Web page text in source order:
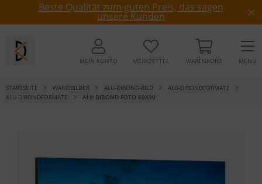
Beste Qualität zum guten Preis, das sagen
unsere Kunden
MEIN KONTO MERKZETTEL WARENKORB MENÜ
STARTSEITE WANDBILDER ALU-DIBOND-BILD
ALU-DIBONDFORMATE
ALU-DIBONDFORMATE
ALU DIBOND FOTO 60X30